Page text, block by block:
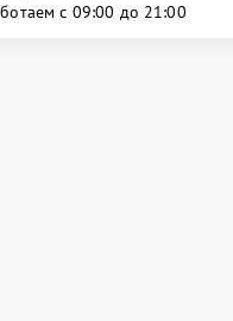
с 09:00 до 21:00